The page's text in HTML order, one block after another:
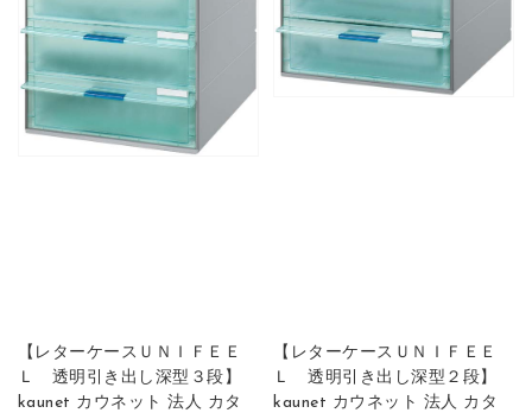
【レターケースＵＮＩＦＥＥ
Ｌ 透明引き出し深型３段】
kaunet カウネット 法人 カタ
【レターケースＵＮＩＦＥＥ
Ｌ 透明引き出し深型２段】
kaunet カウネット 法人 カタ